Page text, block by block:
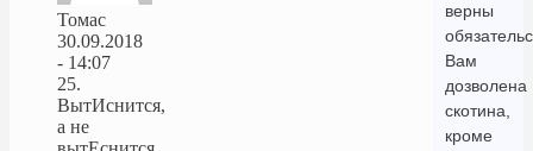
верны
Вам
дозволена
скотина,
кроме
Томас
30.09.2018
- 14:07
25.
ВытИснится,
а не